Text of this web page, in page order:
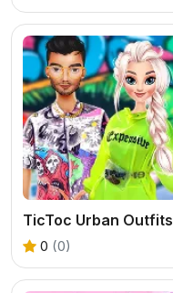
TicToc Urban Outfits
0 (0)